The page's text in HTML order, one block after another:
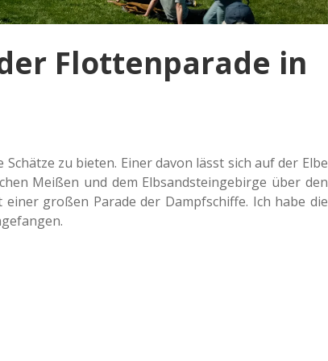
Flottenparade in
zu bieten. Einer davon lässt sich auf der Elbe
Meißen und dem Elb­sand­stein­ge­bir­ge über den
großen Parade der Dampf­schif­fe. Ich habe die